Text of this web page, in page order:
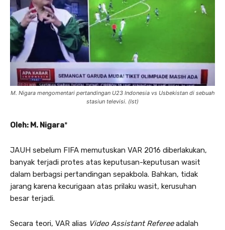
M. Nigara mengomentari pertandingan U23 Indonesia vs Usbekistan di sebuah
stasiun televisi. (Ist)
Oleh: M. Nigara*
JAUH sebelum FIFA memutuskan VAR 2016 diberlakukan,
banyak terjadi protes atas keputusan-keputusan wasit
dalam berbagsi pertandingan sepakbola. Bahkan, tidak
jarang karena kecurigaan atas prilaku wasit, kerusuhan
besar terjadi.
Secara teori, VAR alias Video Assistant Refereeadalah